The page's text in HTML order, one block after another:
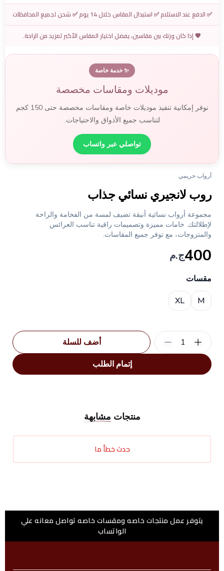
✅ الدفع عند الاستلام ✅ استبدال المقاس خلال 14 يوم ✅ شحن لجميع المحافظات
💖 إذا كان وزنك بين مقاسين، يفضل اختيار المقاس الأكبر لمزيد من الراحة.
✨ خدمة خاصة
موديلات ومقاسات مخصصة
نوفر إمكانية تنفيذ موديلات خاصة ومقاسات مخصصة حتى 150 كجم
لتناسب جميع الأذواق والاحتياجات.
تواصلي عبر واتساب
أرواب حريمي
روب لانجيري نسائي جذاب
مجموعة أرواب نسائية أنيقة تضيف لمسة من الفخامة والراحة
لإطلالتك. خامات مميزة وتصميمات راقية تناسب العرائس
والمتزوجات، مع توفر جميع المقاسات.
400ج.م
مقسات
Choose a size
M
XL
إتمام الطلب
أضف للسلة 1
منتجات مشابهة
حدث خطأ ما
يتوفر عمل منتجات خاصه ومقسات خاصه تواصل معانه علي
الواتساب